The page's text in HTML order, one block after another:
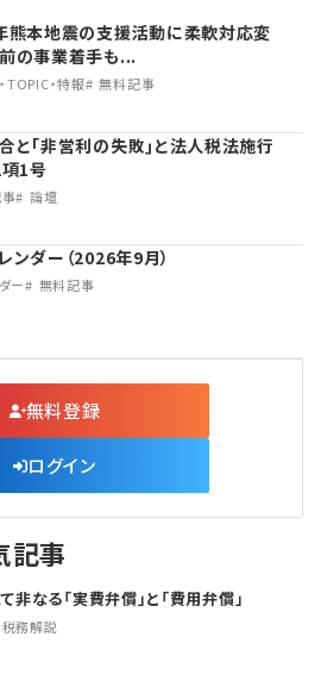
熊本地震の支援活動に柔軟対応変
の事業着手も...
TOPIC・特報 無料記事
と｢非営利の失敗｣と法人税法施行
1号
論壇
ンダー（2026年9月）
ー 無料記事
無料登録
ログイン
記事
て非なる「実費弁償」と「費用弁償」
税務解説